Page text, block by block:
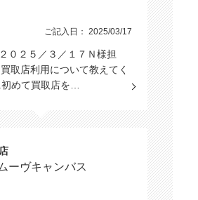
ご記入日： 2025/03/17
０２５／３／１７Ｎ様担
取店利用について教えてく
めて買取店を…
ーヴキャンバス